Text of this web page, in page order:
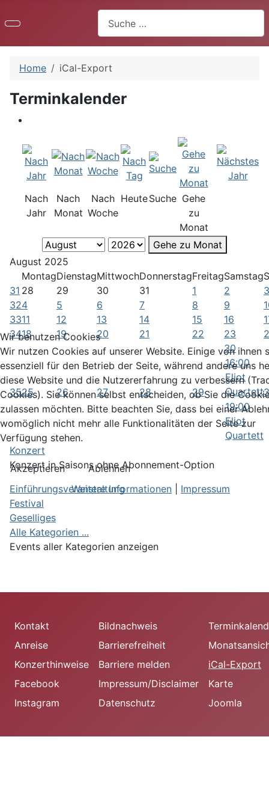
Home iCal-Export
Terminkalender
Nach
Jahr
Nach
Monat
Nach
Woche
HeuteSuche Gehe
zu
Monat
Gehe zu Monat
August 2025
MontagDienstagMittwochDonnerstagFreitagSamstag
31 28 29 30 31 1 2
3
324 5 6 7 8 9
3311 12 13 14 15 16
3418 19 20 21 22 23
3525 26 27 28 29
30
16:00
Eliot
Quartett
19:00
Eliot
Quartett
Konzert
Konzert in Saisons ohne Abonnement-Option
Einführungsveranstaltung
Festival
Geselliges
Alle Kategorien ...
Events aller Kategorien anzeigen
Kontakt
Anreise
Konzerthinweise
Facebook
Instagram
Bildnachweis
Barrierefreiheit
Barriere melden
Impressum/Disclaimer
Datenschutz
iCal-Export
Karte
Joomla
Wir benutzen Cookies
Wir nutzen Cookies auf unserer Website. Einige von ihnen
essenziell für den Betrieb der Seite, während andere uns
diese Website und die Nutzererfahrung zu verbessern
Cookies). Sie können selbst entscheiden, ob Sie die
zulassen möchten. Bitte beachten Sie, dass bei einer
womöglich nicht mehr alle Funktionalitäten der Seite zur
Verfügung stehen.
Akzeptieren
Ablehnen
Weitere Informationen
Impressum